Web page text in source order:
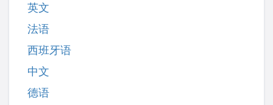
英文
法语
西班牙语
中文
德语